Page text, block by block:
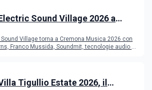
Sound Village 2026 a
Band Contest, il programma
Sound Village torna a Cremona Musica 2026 con
Franco Mussida, Soundmit, tecnologie audio e
Tigullio Estate 2026, il